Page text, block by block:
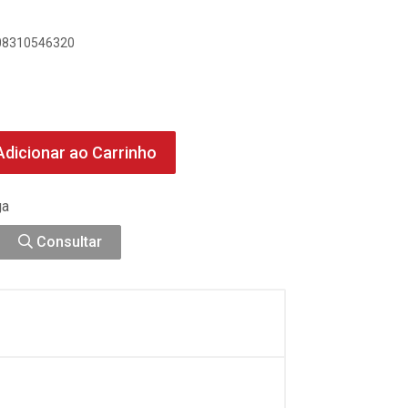
ao Carrinho
Consultar